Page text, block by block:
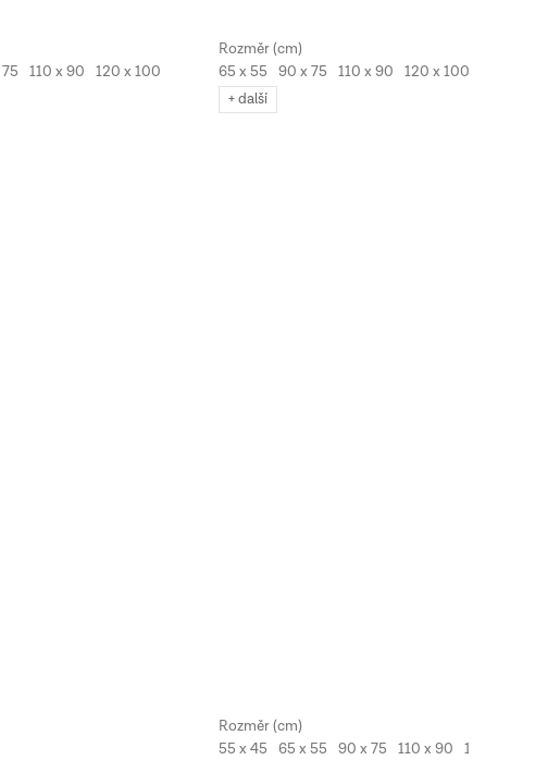
110 x 90 120 x 100 65 x 55 90 x 75 110 x 90 120 x 100
+ další
55 x 45 65 x 55 90 x 75 110 x 90 130 x 110